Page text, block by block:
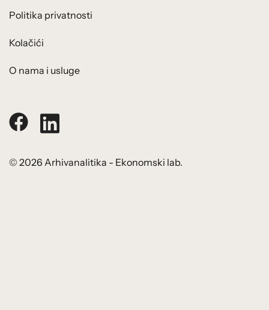
Politika privatnosti
Kolačići
O nama i usluge
© 2026 Arhivanalitika - Ekonomski lab.